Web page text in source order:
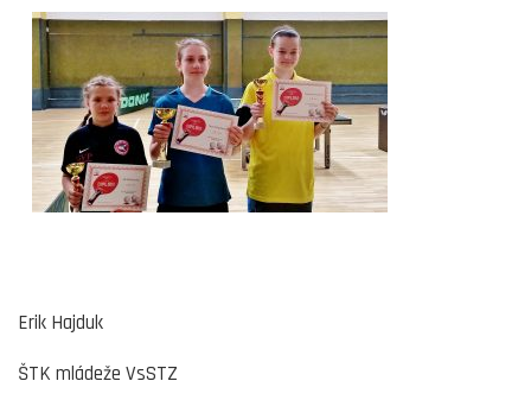
Erik Hajduk
ŠTK mládeže VsSTZ